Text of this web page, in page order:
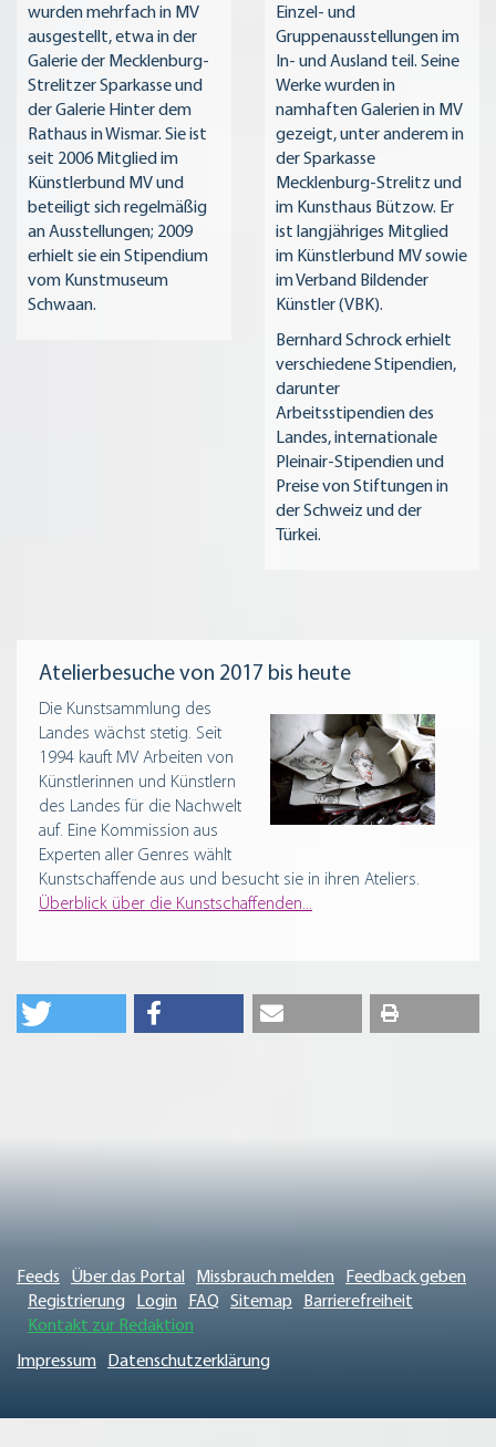
wurden mehrfach in MV
ausgestellt, etwa in der
Galerie der Mecklenburg-
Strelitzer Sparkasse und
der Galerie Hinter dem
Rathaus in Wismar. Sie ist
seit 2006 Mitglied im
Künstlerbund MV und
beteiligt sich regelmäßig
an Ausstellungen; 2009
erhielt sie ein Stipendium
vom Kunstmuseum
Schwaan.
Einzel- und
Gruppenausstellungen im
In- und Ausland teil. Seine
Werke wurden in
namhaften Galerien in MV
gezeigt, unter anderem in
der Sparkasse
Mecklenburg-Strelitz und
im Kunsthaus Bützow. Er
ist langjähriges Mitglied
im Künstlerbund MV sowie
im Verband Bildender
Künstler (VBK).
Bernhard Schrock erhielt
verschiedene Stipendien,
darunter
Arbeitsstipendien des
Landes, internationale
Pleinair-Stipendien und
Preise von Stiftungen in
der Schweiz und der
Türkei.
Atelierbesuche von 2017 bis heute
Die Kunstsammlung des
Landes wächst stetig. Seit
1994 kauft MV Arbeiten von
Künstlerinnen und Künstlern
des Landes für die Nachwelt
auf. Eine Kommission aus
Experten aller Genres wählt
Kunstschaffende aus und besucht sie in ihren Ateliers.
Überblick über die Kunstschaffenden...
Feeds Über das Portal Missbrauch melden
Feedback geben
Registrierung
Login FAQ Sitemap
Barrierefreiheit
Kontakt zur Redaktion
Impressum
Datenschutzerklärung